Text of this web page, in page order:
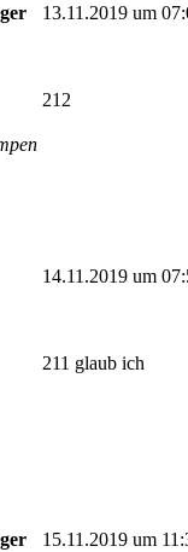
13.11.2019 um
212
14.11.2019 um
211 glaub ich
15.11.2019 um